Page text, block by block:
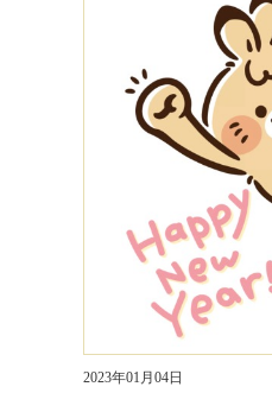
2023年01月04日